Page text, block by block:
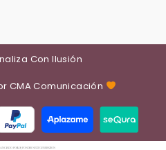
Con Ilusión
CMA Comunicación